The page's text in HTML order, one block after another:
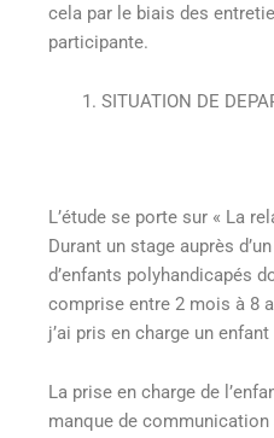
cela par le biais des
participante.
SITUATION DE
L’étude se porte sur « La
Durant un stage auprès
d’enfants polyhandicapés
comprise entre 2 mois à 8
j’ai pris en charge un
La prise en charge de
manque de